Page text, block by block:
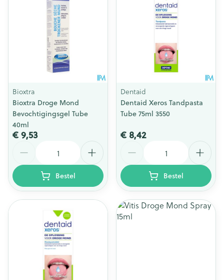
Bioxtra
Bioxtra Droge Mond
Bevochtigingsgel Tube
40ml
€ 9,53
Bestel
Dentaid
Dentaid Xeros Tandpasta
Tube 75ml 3550
€ 8,42
Bestel